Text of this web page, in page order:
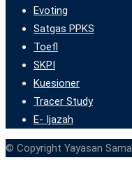
Evoting
Satgas PPKS
Toefl
SKPI
Kuesioner
Tracer Study
E- Ijazah
© Copyright Yayasan